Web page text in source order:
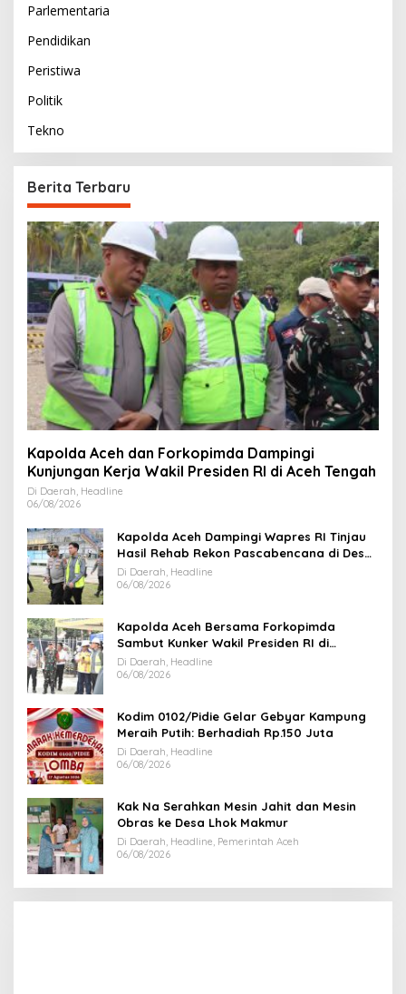
Parlementaria
Pendidikan
Peristiwa
Politik
Tekno
Berita Terbaru
Kapolda Aceh dan Forkopimda Dampingi
Kunjungan Kerja Wakil Presiden RI di Aceh Tengah
Di Daerah, Headline
06/08/2026
Kapolda Aceh Dampingi Wapres RI Tinjau
Hasil Rehab Rekon Pascabencana di Desa
Kendawi Gayo Lues
Di Daerah, Headline
06/08/2026
Kapolda Aceh Bersama Forkopimda
Sambut Kunker Wakil Presiden RI di
Kabupaten Bireuen
Di Daerah, Headline
06/08/2026
Kodim 0102/Pidie Gelar Gebyar Kampung
Meraih Putih: Berhadiah Rp.150 Juta
Di Daerah, Headline
06/08/2026
Kak Na Serahkan Mesin Jahit dan Mesin
Obras ke Desa Lhok Makmur
Di Daerah, Headline, Pemerintah Aceh
06/08/2026